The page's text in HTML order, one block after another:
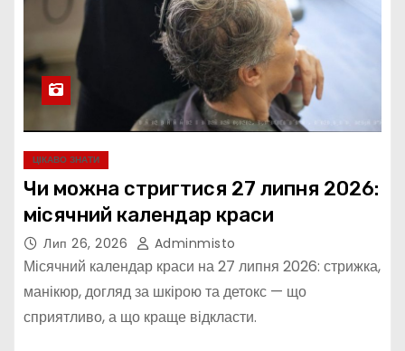
ЦІКАВО ЗНАТИ
Чи можна стригтися 27 липня 2026:
місячний календар краси
Лип 26, 2026 Adminmisto
Місячний календар краси на 27 липня 2026: стрижка,
манікюр, догляд за шкірою та детокс — що
сприятливо, а що краще відкласти.